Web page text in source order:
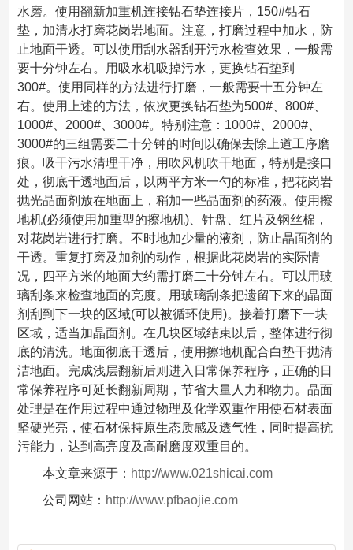
水磨。使用翻新加重机连接钻石垫连接片，150#钻石
垫，加清水打磨花岗岩地面。注意，打磨过程中加水，防
止地面干透。可以使用刮水器刮开污水检查效果，一般需
要十分钟左右。用吸水机吸掉污水，更换钻石垫到
300#。使用同样的方法进行打磨，一般需要十五分钟左
右。使用上述的方法，依次更换钻石垫为500#、800#、
1000#、2000#、3000#。特别注意：1000#、2000#、
3000#的三组需要二十分钟的时间以确保去除上道工序磨
痕。吸干污水清理干净，用吹风机吹干地面，特别是接口
处，彻底干透地面后，以两平方米一勺的标准，把花岗岩
抛光晶面剂放在地面上，稍加一些晶面剂的药液。使用擦
地机(必须使用加重型的擦地机)、针盘、红片及钢丝棉，
对花岗岩进行打磨。不时地加少量的液剂，防止晶面剂的
干透。重复打磨及加剂的动作，根据此花岗岩的实际情
况，四平方米的地面大约需打磨二十分钟左右。可以用玻
璃刮条来检查地面的亮度。用玻璃刮条把遗留下来的晶面
剂刮到下一块的区域(可以被循环使用)。接着打磨下一块
区域，适当加晶面剂。在几块区域结束以后，整体进行彻
底的清洗。地面彻底干透后，使用擦地机配合白垫干抛清
洁地面。完成浅层翻新后则进入日常保养程序，正确的日
常保养程序可延长翻新周期，节省大量人力和物力。晶面
处理是在作用过程中通过物理及化学双重作用使石材表面
坚硬光亮，使石材保持原生态质感及透气性，同时提高抗
污能力，达到高亮度及高耐磨度双重目的。
本文章来源于： http://www.021shicai.com
公司网站： http://www.pfbaojie.com